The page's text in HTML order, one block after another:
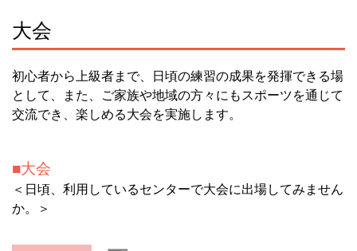
大会
初心者から上級者まで、日頃の練習の成果を発揮できる場
として、また、ご家族や地域の方々にもスポーツを通じて
交流でき、楽しめる大会を実施します。
大会
＜日頃、利用しているセンターで大会に出場してみません
か。＞